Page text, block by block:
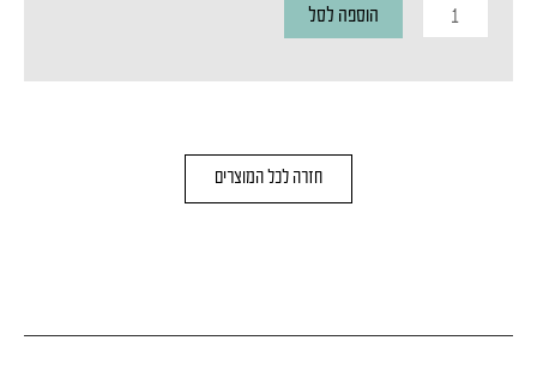
NOA
הוספה לסל
חזרה לכל המוצרים